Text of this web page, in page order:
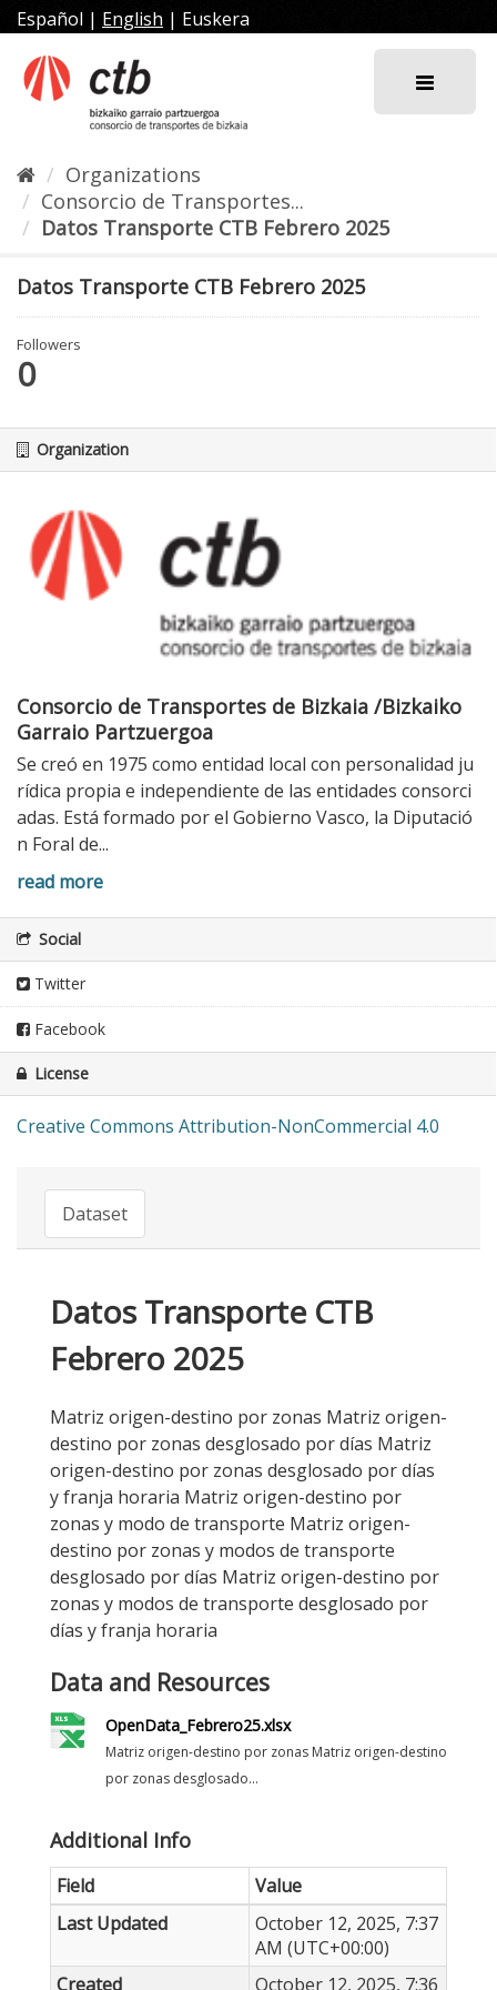
Skip
to
content
Español | English | Euskera
Organizations
Consorcio de Transportes...
Datos Transporte CTB Febrero 2025
Datos Transporte CTB Febrero 2025
Followers
0
Organization
Consorcio de Transportes de Bizkaia /Bizkaiko
Garraio Partzuergoa
Se creó en 1975 como entidad local con personalidad ju
rídica propia e independiente de las entidades consorci
adas. Está formado por el Gobierno Vasco, la Diputació
n Foral de...
read more
Social
Twitter
Facebook
License
Creative Commons Attribution-NonCommercial 4.0
Dataset
Datos Transporte CTB
Febrero 2025
Matriz origen-destino por zonas Matriz origen-
destino por zonas desglosado por días Matriz
origen-destino por zonas desglosado por días
y franja horaria Matriz origen-destino por
zonas y modo de transporte Matriz origen-
destino por zonas y modos de transporte
desglosado por días Matriz origen-destino por
zonas y modos de transporte desglosado por
días y franja horaria
Data and Resources
OpenData_Febrero25.xlsx
Matriz origen-destino por zonas Matriz origen-destino
por zonas desglosado...
Additional Info
Field
Value
Last Updated
October 12, 2025, 7:37
AM (UTC+00:00)
Created
October 12, 2025, 7:36